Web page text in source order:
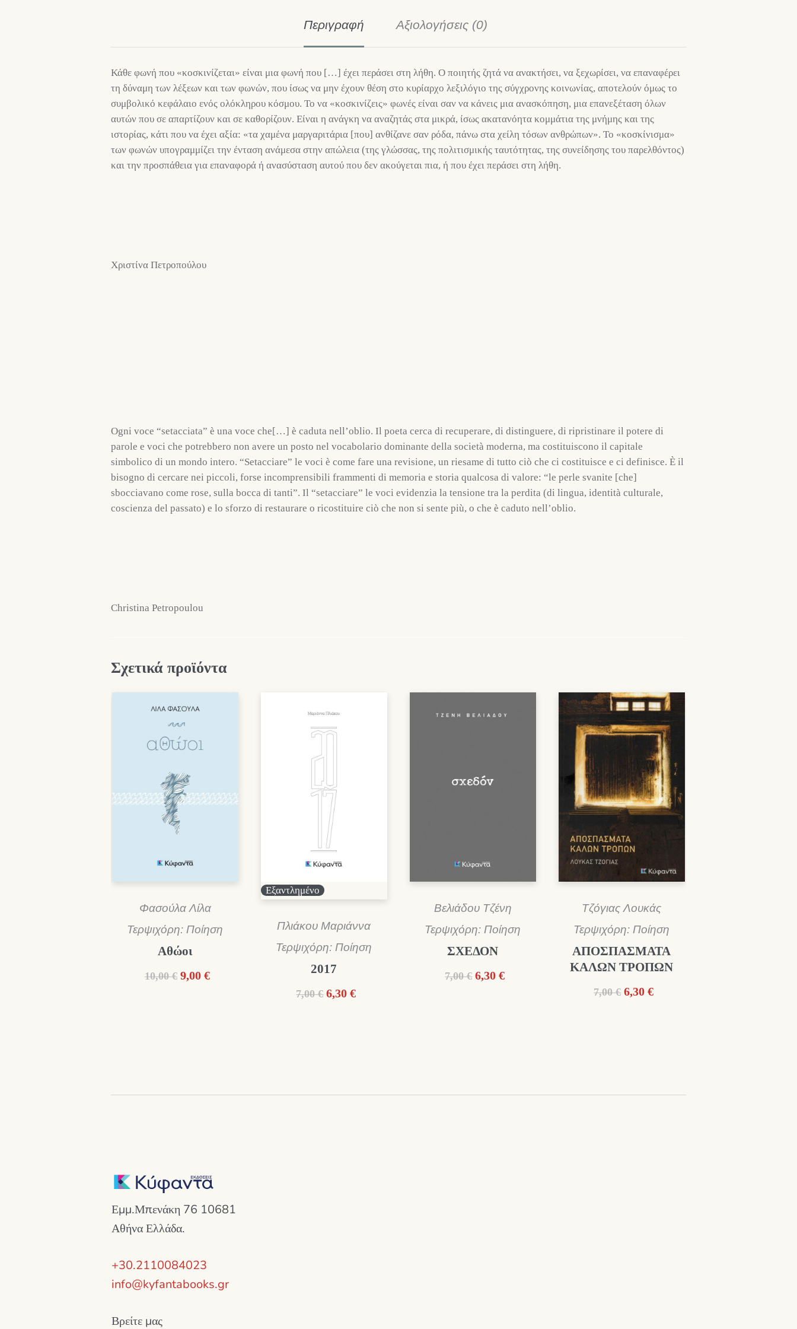
Περιγραφή Αξιολογήσεις (0)
Κάθε φωνή που «κοσκινίζεται» είναι μια φωνή που […] έχει περάσει στη λήθη. Ο ποιητής ζητά να ανακτήσει, να ξεχωρίσει, να επαναφέρει
τη δύναμη των λέξεων και των φωνών, που ίσως να μην έχουν θέση στο κυρίαρχο λεξιλόγιο της σύγχρονης κοινωνίας, αποτελούν όμως το
συμβολικό κεφάλαιο ενός ολόκληρου κόσμου. Το να «κοσκινίζεις» φωνές είναι σαν να κάνεις μια ανασκόπηση, μια επανεξέταση όλων
αυτών που σε απαρτίζουν και σε καθορίζουν. Είναι η ανάγκη να αναζητάς στα μικρά, ίσως ακατανόητα κομμάτια της μνήμης και της
ιστορίας, κάτι που να έχει αξία: «τα χαμένα μαργαριτάρια [που] ανθίζανε σαν ρόδα, πάνω στα χείλη τόσων ανθρώπων». Το «κοσκίνισμα»
των φωνών υπογραμμίζει την ένταση ανάμεσα στην απώλεια (της γλώσσας, της πολιτισμικής ταυτότητας, της συνείδησης του παρελθόντος)
και την προσπάθεια για επαναφορά ή ανασύσταση αυτού που δεν ακούγεται πια, ή που έχει περάσει στη λήθη.
Χριστίνα Πετροπούλου
Ogni voce “setacciata” è una voce che[…] è caduta nell’oblio. Il poeta cerca di recuperare, di distinguere, di ripristinare il potere di
parole e voci che potrebbero non avere un posto nel vocabolario dominante della società moderna, ma costituiscono il capitale
simbolico di un mondo intero. “Setacciare” le voci è come fare una revisione, un riesame di tutto ciò che ci costituisce e ci definisce. È il
bisogno di cercare nei piccoli, forse incomprensibili frammenti di memoria e storia qualcosa di valore: “le perle svanite [che]
sbocciavano come rose, sulla bocca di tanti”. Il “setacciare” le voci evidenzia la tensione tra la perdita (di lingua, identità culturale,
coscienza del passato) e lo sforzo di restaurare o ricostituire ciò che non si sente più, o che è caduto nell’oblio.
Christina Petropoulou
Σχετικά προϊόντα
Φασούλα Λίλα
Τερψιχόρη: Ποίηση
Αθώοι
10,00 € Original
9,00 €Η
Εξαντλημένο
Πλιάκου Μαριάννα
Τερψιχόρη: Ποίηση
2017
7,00 € Original
6,30 €Η
Βελιάδου Τζένη
Τερψιχόρη: Ποίηση
ΣΧΕΔΟΝ
7,00 € Original
6,30 €Η
Τζόγιας Λουκάς
Τερψιχόρη: Ποίηση
ΑΠΟΣΠΑΣΜΑΤΑ
ΚΑΛΩΝ ΤΡΟΠΩΝ
7,00 € Original
6,30 €Η
Εμμ.Μπενάκη 76 10681
Αθήνα Ελλάδα.
+30.2110084023
info@kyfantabooks.gr
Βρείτε μας